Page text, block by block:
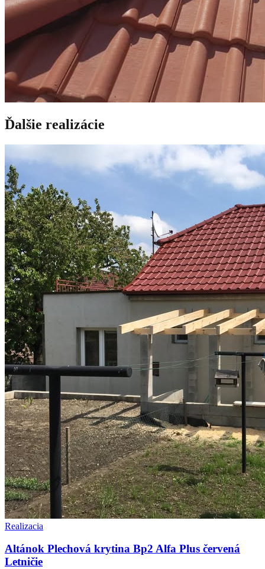
Ďalšie realizácie
Realizacia
Altánok Plechová krytina Bp2 Alfa Plus červená
Letničie